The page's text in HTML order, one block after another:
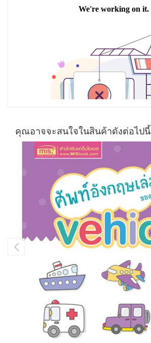
คุณอาจจะสนใจในสินค้าดังต่อไปนี้